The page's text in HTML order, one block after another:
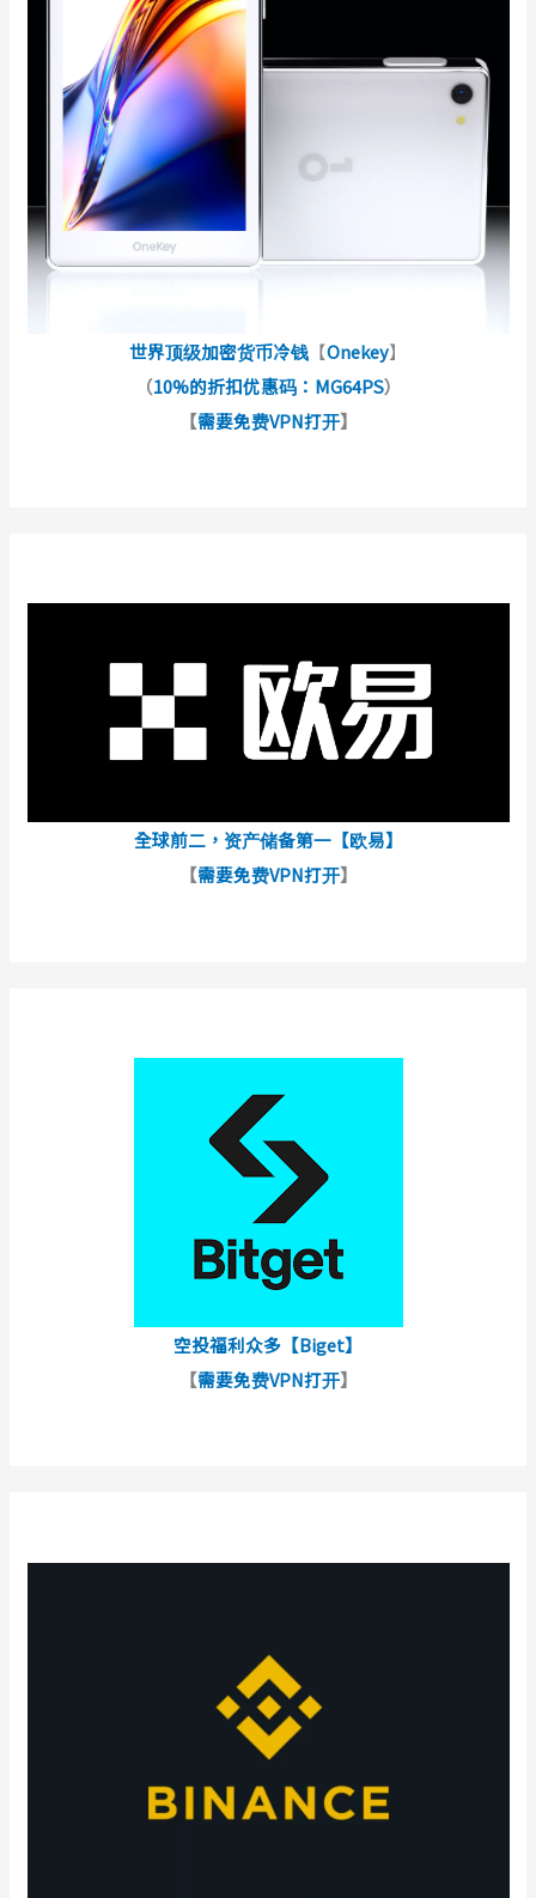
世界顶级加密货币冷钱 【Onekey】
（10%的折扣优惠码：MG64PS）
【需要免费VPN打开】
全球前二，资产储备第一【欧易】
【需要免费VPN打开】
空投福利众多【Biget】
【需要免费VPN打开】